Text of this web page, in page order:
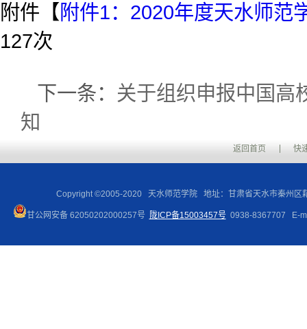
附件【附件1：2020年度天水师范
127次
下一条： 关于组织申报中国高
知
返回首页 快
Copyright ©2005-2020 天水师范学院 地址：甘肃省天水市秦州区
甘公网安备 62050202000257号 陇ICP备15003457号0938-8367707 E-